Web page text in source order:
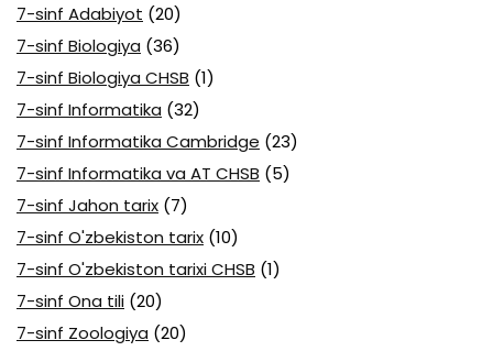
7-sinf Adabiyot (20)
7-sinf Biologiya (36)
7-sinf Biologiya CHSB (1)
7-sinf Informatika (32)
7-sinf Informatika Cambridge (23)
7-sinf Informatika va AT CHSB (5)
7-sinf Jahon tarix (7)
7-sinf O'zbekiston tarix (10)
7-sinf O'zbekiston tarixi CHSB (1)
7-sinf Ona tili (20)
7-sinf Zoologiya (20)